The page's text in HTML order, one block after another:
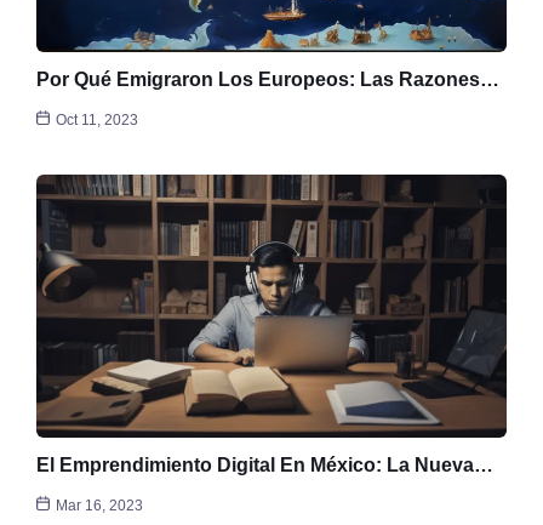
Por Qué Emigraron Los Europeos: Las Razones…
Oct 11, 2023
El Emprendimiento Digital En México: La Nueva…
Mar 16, 2023